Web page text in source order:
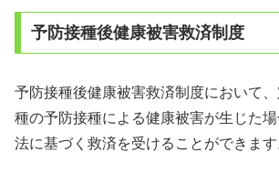
予防接種後健康被害救済制度
予防接種後健康被害救済制度において
種の予防接種による健康被害が生じた
法に基づく救済を受けることができます